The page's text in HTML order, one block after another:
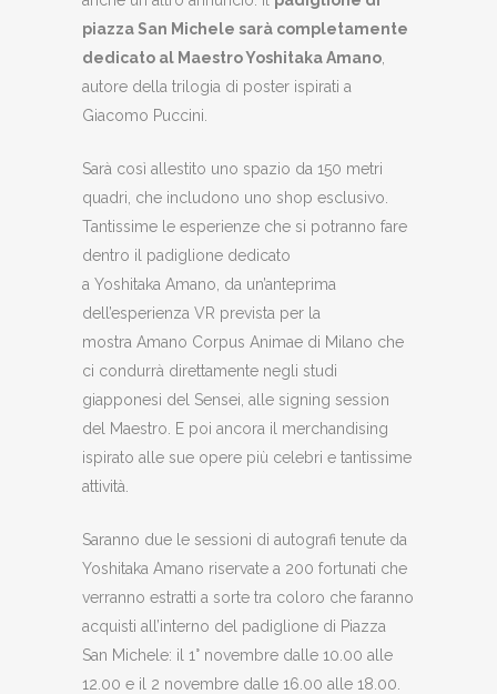
piazza San Michele sarà completamente
dedicato al Maestro Yoshitaka Amano
autore della trilogia di poster ispirati a
Giacomo Puccini.
Sarà così allestito uno spazio da 150 metri
quadri, che includono uno shop esclusivo.
Tantissime le esperienze che si potranno fare
dentro il padiglione dedicato
a Yoshitaka Amano, da un’anteprima
dell’esperienza VR prevista per la
mostra Amano Corpus Animae di Milano che
ci condurrà direttamente negli studi
giapponesi del Sensei, alle signing session
del Maestro. E poi ancora il merchandising
ispirato alle sue opere più celebri e tantissime
attività.
Saranno due le sessioni di autografi tenute da
Yoshitaka Amano riservate a 200 fortunati che
verranno estratti a sorte tra coloro che faranno
acquisti all’interno del padiglione di Piazza
San Michele: il 1° novembre dalle 10.00 alle
12.00 e il 2 novembre dalle 16.00 alle 18.00.